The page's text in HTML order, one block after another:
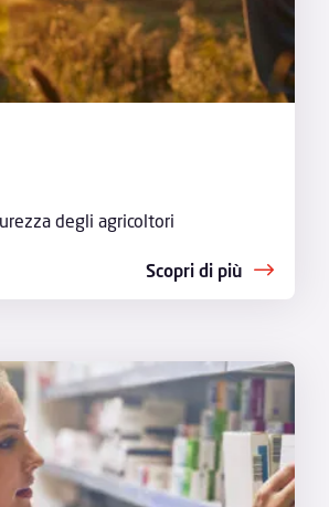
degli agricoltori
Scopri di più